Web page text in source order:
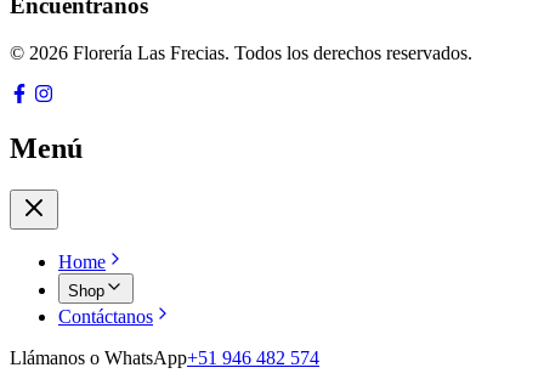
Encuéntranos
© 2026 Florería Las Frecias. Todos los derechos reservados.
Menú
Home
Shop
Contáctanos
Llámanos o WhatsApp+51 946 482 574